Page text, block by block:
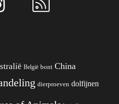
België bont China
dierproeven dolfijnen